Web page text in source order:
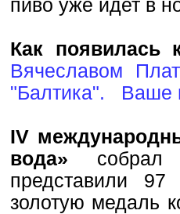
пиво уже идет в
Как появилась
Вячеславом
"Балтика".
Ваше
IV
вода» собрал
представили
золотую медаль